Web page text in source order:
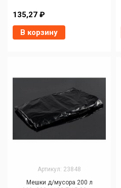
135,27 ₽
В корзину
Артикул: 23848
Мешки д/мусора 200 л